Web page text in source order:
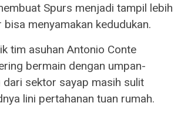
Spurs menjadi tampil lebih
menyamakan kedudukan.
tim asuhan Antonio Conte
bermain dengan umpan-
dari sektor sayap masih sulit
lini pertahanan tuan rumah.